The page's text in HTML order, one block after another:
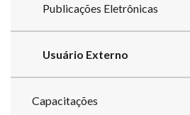
Publicações Eletrônicas
Usuário Externo
Capacitações